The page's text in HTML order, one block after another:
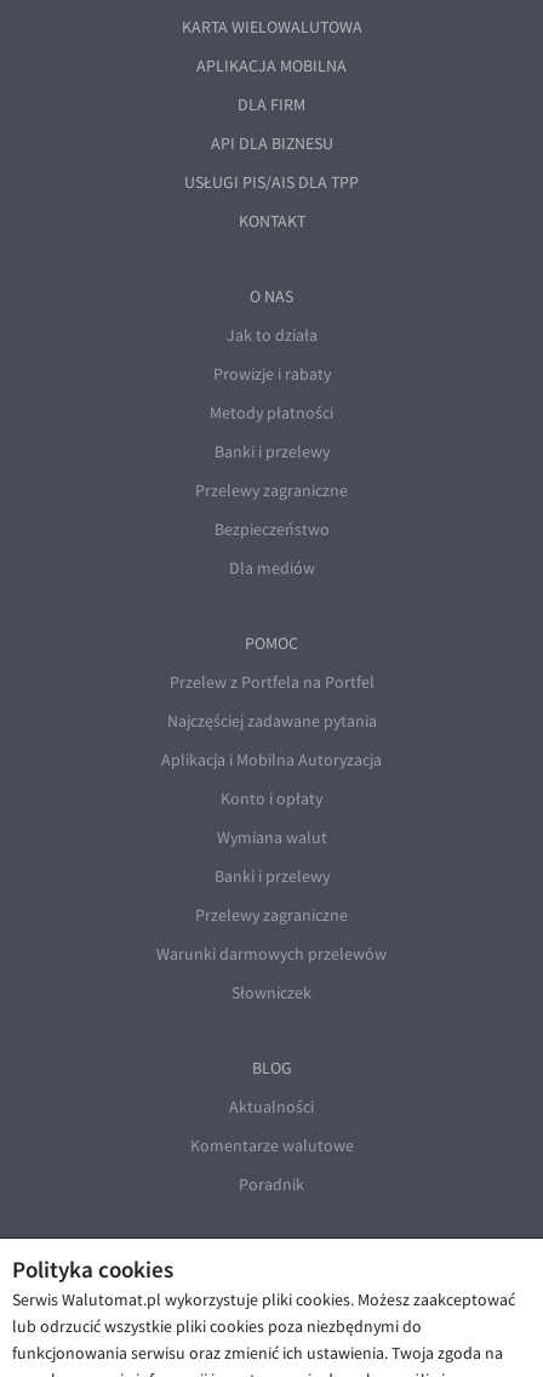
Polityka cookies
Serwis Walutomat.pl wykorzystuje pliki cookies. Możesz zaakceptować
lub odrzucić wszystkie pliki cookies poza niezbędnymi do
funkcjonowania serwisu oraz zmienić ich ustawienia. Twoja zgoda na
KARTA WIELOWALUTOWA
APLIKACJA MOBILNA
DLA FIRM
API DLA BIZNESU
USŁUGI PIS/AIS DLA TPP
KONTAKT
O NAS
Jak to działa
Prowizje i rabaty
Metody płatności
Banki i przelewy
Przelewy zagraniczne
Bezpieczeństwo
Dla mediów
POMOC
Przelew z Portfela na Portfel
Najczęściej zadawane pytania
Aplikacja i Mobilna Autoryzacja
Konto i opłaty
Wymiana walut
Banki i przelewy
Przelewy zagraniczne
Warunki darmowych przelewów
Słowniczek
BLOG
Aktualności
Komentarze walutowe
Poradnik
© Walutomat 2026 | Regulaminy |